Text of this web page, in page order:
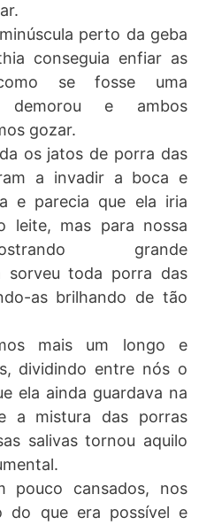
perto da geba
conseguia enfiar as
se fosse uma
demorou e ambos
gozar.
os jatos de porra das
a invadir a boca e
e parecia que ela iria
leite, mas para nossa
grande
sorveu toda porra das
as brilhando de tão
mais um longo e
dividindo entre nós o
ela ainda guardava na
a mistura das porras
salivas tornou aquilo
pouco cansados, nos
do que era possível e